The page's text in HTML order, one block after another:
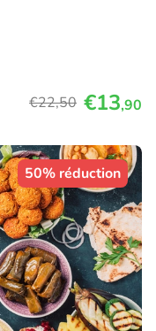
€22,50 €13,90
50% réduction